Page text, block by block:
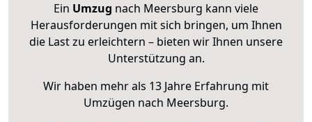
Ein Umzug nach Meersburg kann viele
Herausforderungen mit sich bringen, um Ihnen
die Last zu erleichtern – bieten wir Ihnen unsere
Unterstützung an.
Wir haben mehr als 13 Jahre Erfahrung mit
Umzügen nach Meersburg.